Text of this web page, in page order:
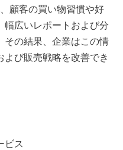
顧客の買い物習慣や好
幅広いレポートおよび分
その結果、企業はこの情
び販売戦略を改善でき
ビス